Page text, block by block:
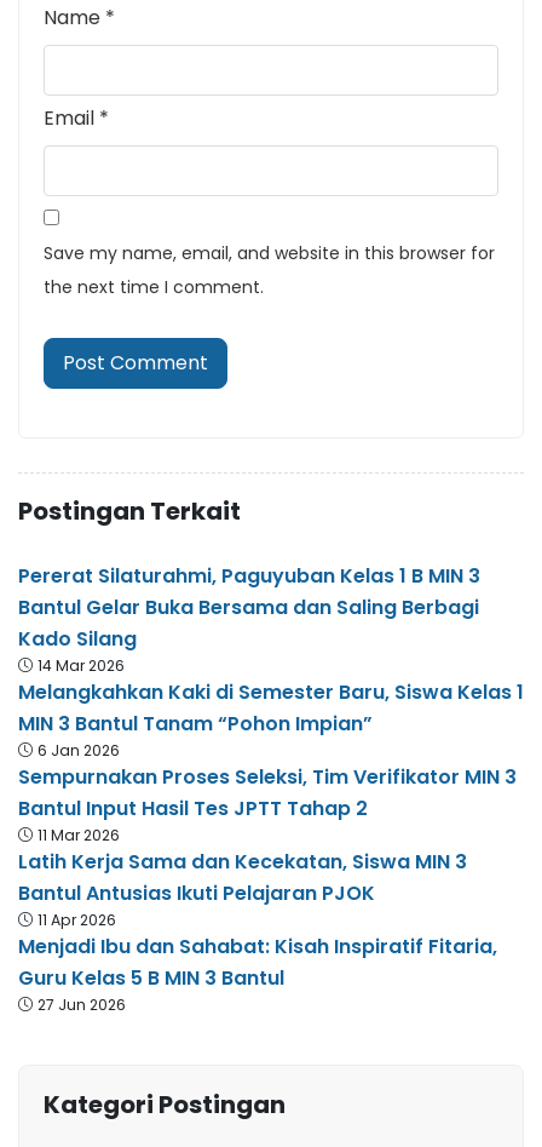
Name *
Email *
Save my name, email, and website in this browser for
the next time I comment.
Postingan Terkait
Pererat Silaturahmi, Paguyuban Kelas 1 B MIN 3
Bantul Gelar Buka Bersama dan Saling Berbagi
Kado Silang
14 Mar 2026
Melangkahkan Kaki di Semester Baru, Siswa Kelas 1
MIN 3 Bantul Tanam “Pohon Impian”
6 Jan 2026
Sempurnakan Proses Seleksi, Tim Verifikator MIN 3
Bantul Input Hasil Tes JPTT Tahap 2
11 Mar 2026
Latih Kerja Sama dan Kecekatan, Siswa MIN 3
Bantul Antusias Ikuti Pelajaran PJOK
11 Apr 2026
Menjadi Ibu dan Sahabat: Kisah Inspiratif Fitaria,
Guru Kelas 5 B MIN 3 Bantul
27 Jun 2026
Kategori Postingan